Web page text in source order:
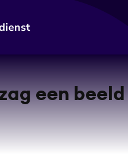
een beeld